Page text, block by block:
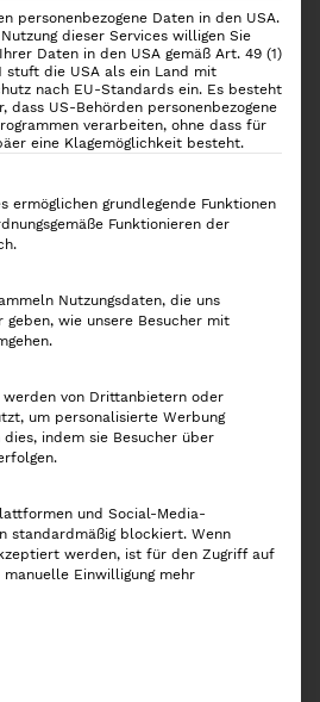
aus
aus gehärtetem Glas mit
macht herkömmliche Schüsseln
Frischhaltebehältern – ein
nötig.
personenbezogene Daten in den USA.
dieser Services willigen Sie
Daten in den USA gemäß Art. 49 (1)
stuft die USA als ein Land mit
nach EU-Standards ein. Es besteht
dass US-Behörden personenbezogene
verarbeiten, ohne dass für
eine Klagemöglichkeit besteht.
der Service-Gruppen, für
ermöglichen grundlegende Funktionen
Funktionieren der
Nutzungsdaten, die uns
geben, wie unsere Besucher mit
werden von Drittanbietern oder
um personalisierte Werbung
dies, indem sie Besucher über
und Social-Media-
standardmäßig blockiert. Wenn
werden, ist für den Zugriff auf
Einwilligung mehr